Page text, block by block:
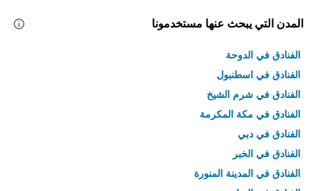
المدن التي يبحث عنها مستخدمونا
الفنادق في الدوحة
الفنادق في اسطنبول
الفنادق في شرم الشيخ
الفنادق في مكة المكرمة
الفنادق في دبي
الفنادق في الخبر
الفنادق في المدينة المنورة